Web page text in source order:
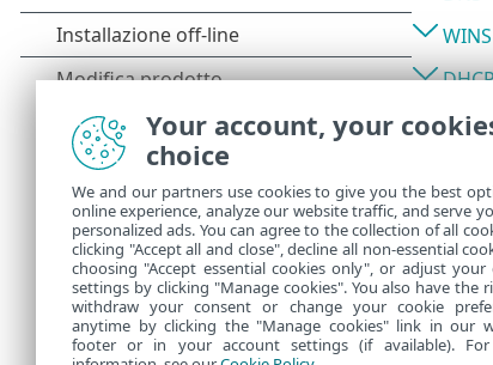
WINS
Your account, your
choice
We and our partners use cookies to give you the best
online experience, analyze our website traffic, and serve
personalized ads. You can agree to the collection of all
clicking "Accept all and close", decline all non-essential
choosing "Accept essential cookies only", or adjust your
settings by clicking "Manage cookies". You also have the
withdraw your consent or change your cookie
anytime by clicking the "Manage cookies" link in our
footer or in your account settings (if available).